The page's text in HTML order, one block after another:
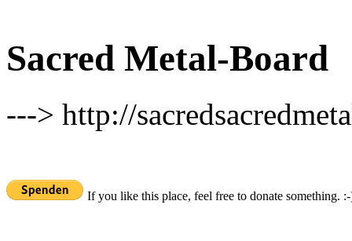
Sacred Metal-Board
---> http://
If you like this place, feel free to donate something.